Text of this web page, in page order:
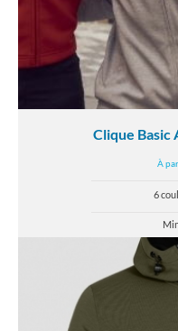
Clique Basic
À
6